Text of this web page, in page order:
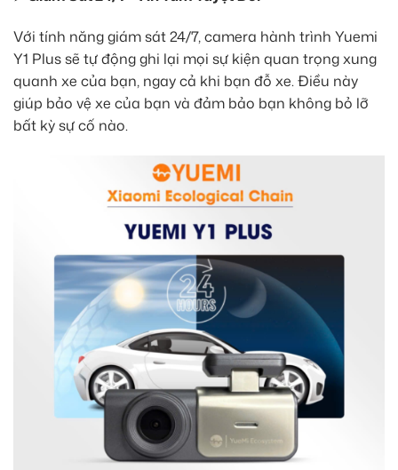
Với tính năng giám sát 24/7, camera hành trình Yuemi
Y1 Plus sẽ tự động ghi lại mọi sự kiện quan trọng xung
quanh xe của bạn, ngay cả khi bạn đỗ xe. Điều này
giúp bảo vệ xe của bạn và đảm bảo bạn không bỏ lỡ
bất kỳ sự cố nào.